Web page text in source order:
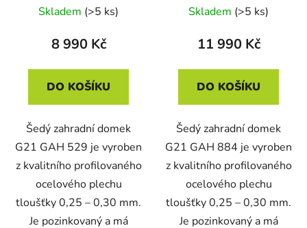
Skladem (>5 ks)
8 990 Kč
DO KOŠÍKU
Šedý zahradní domek
G21 GAH 529 je vyroben
z kvalitního profilovaného
ocelového plechu
tloušťky 0,25 – 0,30 mm.
Je pozinkovaný a má
Skladem (>5 ks)
11 990 Kč
DO KOŠÍKU
Šedý zahradní domek
G21 GAH 884 je vyroben
z kvalitního profilovaného
ocelového plechu
tloušťky 0,25 – 0,30 mm.
Je pozinkovaný a má